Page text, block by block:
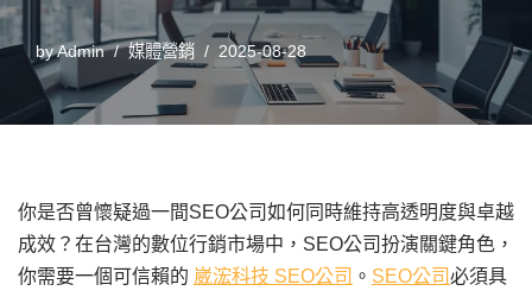
byAdmin 媒體營銷 2025-08-28
你是否曾懷疑過一間SEO公司如何同時維持高透明度與卓越
成效？在台灣的數位行銷市場中，SEO公司扮演關鍵角色，
你需要一個可信賴的 崴浤科技 SEO公司 。 SEO公司必須具